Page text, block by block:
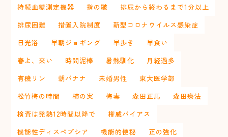
持続血糖測定機器
指の皺
排尿から終わるまで1分以上
排尿困難
措置入院制度
新型コロナウイルス感染症
日光浴
早朝ジョギング 早歩き
早食い
春よ、来い
時間泥棒 暑熱馴化
月経過多
有機リン
朝バナナ 未婚男性
東大医学部
松竹梅の時間
柿の実 梅毒 森田正馬
森田療法
検査は発熱12時間以降で
権威バイアス
機能性ディスペプシア
機能的便秘
正の強化